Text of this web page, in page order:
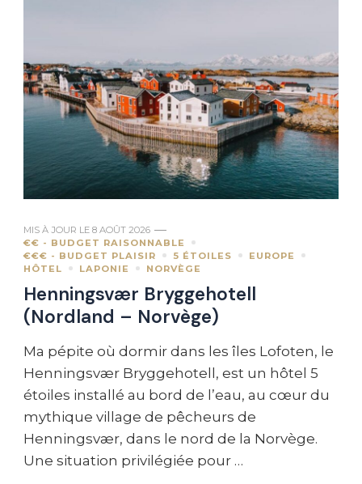
MIS À JOUR LE 8 AOÛT 2026
€€ - BUDGET RAISONNABLE
€€€ - BUDGET PLAISIR
5 ÉTOILES
EUROPE
HÔTEL
LAPONIE NORVÈGE
Henningsvær Bryggehotell
(Nordland – Norvège)
Ma pépite où dormir dans les îles Lofoten, le
Henningsvær Bryggehotell, est un hôtel 5
étoiles installé au bord de l’eau, au cœur du
mythique village de pêcheurs de
Henningsvær, dans le nord de la Norvège.
Une situation privilégiée pour …